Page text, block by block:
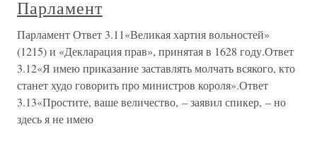
Парламент
Парламент Ответ 3.11«Великая хартия вольностей»
(1215) и «Декларация прав», принятая в 1628 году.Ответ
3.12«Я имею приказание заставлять молчать всякого, кто
станет худо говорить про министров короля».Ответ
3.13«Простите, ваше величество, – заявил спикер, – но
здесь я не имею